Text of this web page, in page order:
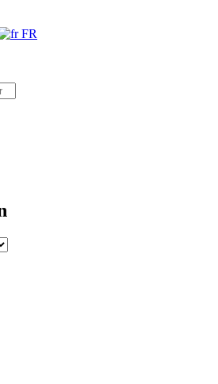
FR